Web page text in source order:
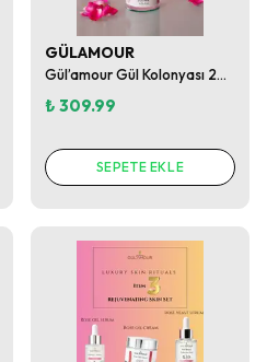
GÜLAMOUR
Gül’amour Gül Kolonyası 200 ml – Sprey Şişe
₺ 309.99
SEPETE EKLE